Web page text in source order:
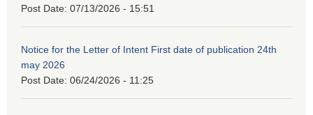
Post Date: 07/13/2026 - 15:51
Notice for the Letter of Intent First date of publication 24th
may 2026
Post Date: 06/24/2026 - 11:25